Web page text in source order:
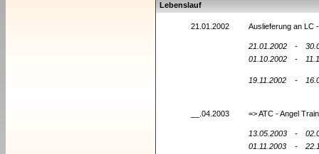
Lebenslauf
21.01.2002 Auslieferung an LC
21.01.2002 -
01.10.2002
-
19.11.2002 -
__.04.2003 => ATC - Angel
13.05.2003 -
01.11.2003
-